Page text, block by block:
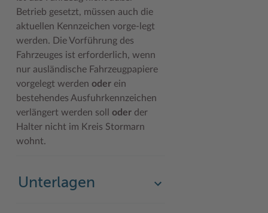
#MeinStormarn
Karrieretag
Betrieb gesetzt, müssen auch die
aktuellen Kennzeichen vorge-legt
werden. Die Vorführung des
Fahrzeuges ist erforderlich, wenn
nur ausländische Fahrzeugpapiere
vorgelegt werden oderein
bestehendes Ausfuhrkennzeichen
verlängert werden soll oderder
Halter nicht im Kreis Stormarn
wohnt.
Unterlagen